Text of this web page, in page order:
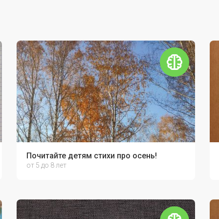
Почитайте детям стихи про осень!
от 5 до 8 лет